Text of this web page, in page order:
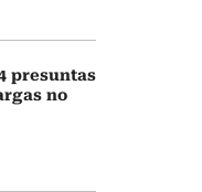
presuntas
no